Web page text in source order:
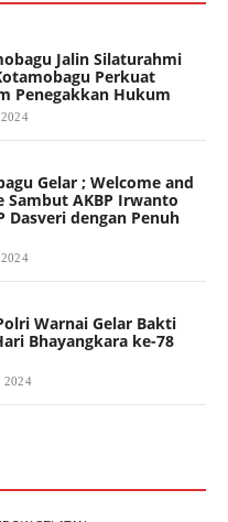
Jalin Silaturahmi
Perkuat
Penegakkan Hukum
Gelar ; Welcome and
Sambut AKBP Irwanto
Dasveri dengan Penuh
Warnai Gelar Bakti
Bhayangkara ke-78
2024